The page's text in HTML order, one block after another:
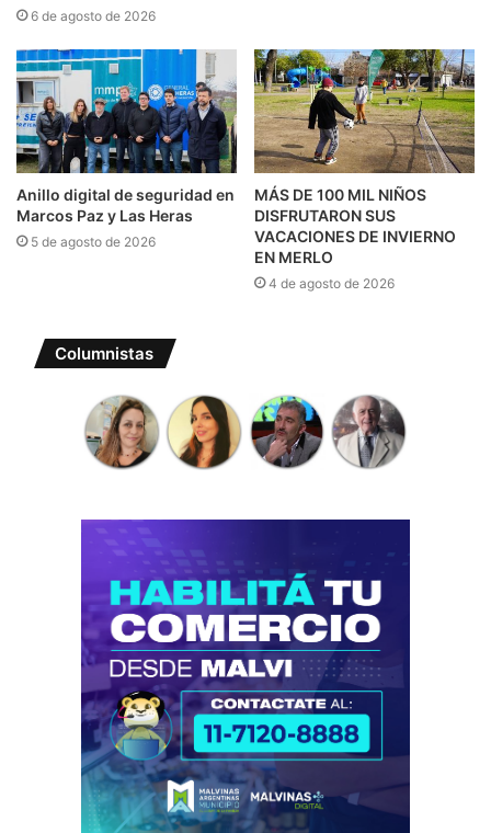
6 de agosto de 2026
Anillo digital de seguridad en
Marcos Paz y Las Heras
5 de agosto de 2026
MÁS DE 100 MIL NIÑOS
DISFRUTARON SUS
VACACIONES DE INVIERNO
EN MERLO
4 de agosto de 2026
Columnistas